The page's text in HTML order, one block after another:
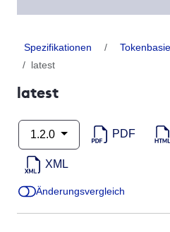
Spezifikationen
latest
latest
1.2.0 PDF
XML
Änderungsvergleich